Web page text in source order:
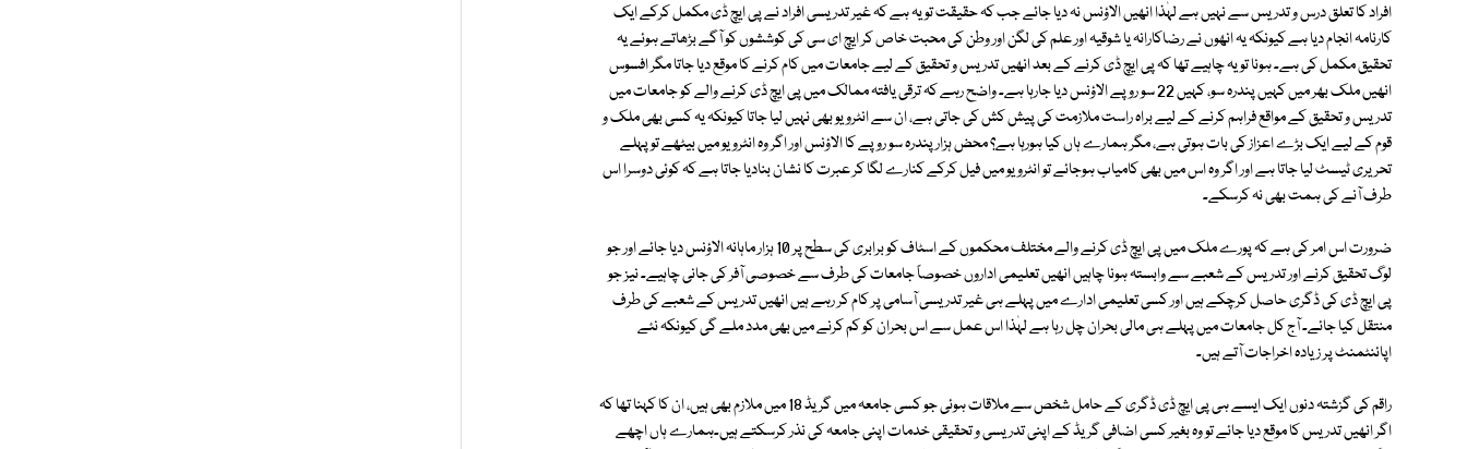
افراد کا تعلق درس و تدریس سے نہیں ہے لہٰذا انھیں الاؤنس نہ دیا جائے جب کہ حقیقت تو یہ ہے کہ غیر تدریسی افراد نے پی ایچ ڈی مکمل کرکے ایک
کارنامہ انجام دیا ہے کیونکہ یہ انھوں نے رضاکارانہ یا شوقیہ اور علم کی لگن اور وطن کی محبت خاص کر ایچ ای سی کی کوششوں کو آگے بڑھاتے ہوئے یہ
تحقیق مکمل کی ہے۔ ہونا تو یہ چاہیے تھا کہ پی ایچ ڈی کرنے کے بعد انھیں تدریس و تحقیق کے لیے جامعات میں کام کرنے کا موقع دیا جاتا مگر افسوس
انھیں ملک بھر میں کہیں پندرہ سو، کہیں 22 سو روپے الاؤنس دیا جارہا ہے۔ واضح رہے کہ ترقی یافتہ ممالک میں پی ایچ ڈی کرنے والے کو جامعات میں
تدریس و تحقیق کے مواقع فراہم کرنے کے لیے براہ راست ملازمت کی پیش کش کی جاتی ہے، ان سے انٹرویو بھی نہیں لیا جاتا کیونکہ یہ کسی بھی ملک و
قوم کے لیے ایک بڑے اعزاز کی بات ہوتی ہے، مگر ہمارے ہاں کیا ہورہا ہے؟ محض ہزار پندرہ سو روپے کا الاؤنس اور اگر وہ انٹرویو میں بیٹھے تو پہلے
تحریری ٹیسٹ لیا جاتا ہے اور اگر وہ اس میں بھی کامیاب ہوجائے تو انٹرویو میں فیل کرکے کنارے لگا کر عبرت کا نشان بنادیا جاتا ہے کہ کوئی دوسرا اس
طرف آنے کی ہمت بھی نہ کرسکے۔
ضرورت اس امر کی ہے کہ پورے ملک میں پی ایچ ڈی کرنے والے مختلف محکموں کے اسٹاف کو برابری کی سطح پر 10 ہزار ماہانہ الاؤنس دیا جائے اور جو
لوگ تحقیق کرنے اور تدریس کے شعبے سے وابستہ ہونا چاہیں انھیں تعلیمی اداروں خصوصاً جامعات کی طرف سے خصوصی آفر کی جانی چاہیے۔ نیز جو
پی ایچ ڈی کی ڈگری حاصل کرچکے ہیں اور کسی تعلیمی ادارے میں پہلے ہی غیر تدریسی آسامی پر کام کر رہے ہیں انھیں تدریس کے شعبے کی طرف
منتقل کیا جائے۔ آج کل جامعات میں پہلے ہی مالی بحران چل رہا ہے لہٰذا اس عمل سے اس بحران کو کم کرنے میں بھی مدد ملے گی کیونکہ نئے
اپائنٹمنٹ پر زیادہ اخراجات آتے ہیں۔
راقم کی گزشتہ دنوں ایک ایسے ہی پی ایچ ڈی ڈگری کے حامل شخص سے ملاقات ہوئی جو کسی جامعہ میں گریڈ 18 میں ملازم بھی ہیں، ان کا کہنا تھا کہ
اگر انھیں تدریس کا موقع دیا جائے تو وہ بغیر کسی اضافی گریڈ کے اپنی تدریسی و تحقیقی خدمات اپنی جامعہ کی نذر کرسکتے ہیں۔ہمارے ہاں اچھے